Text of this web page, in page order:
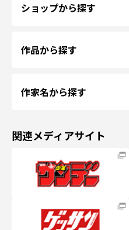
ショップから探す
作品から探す
作家名から探す
関連メディアサイト